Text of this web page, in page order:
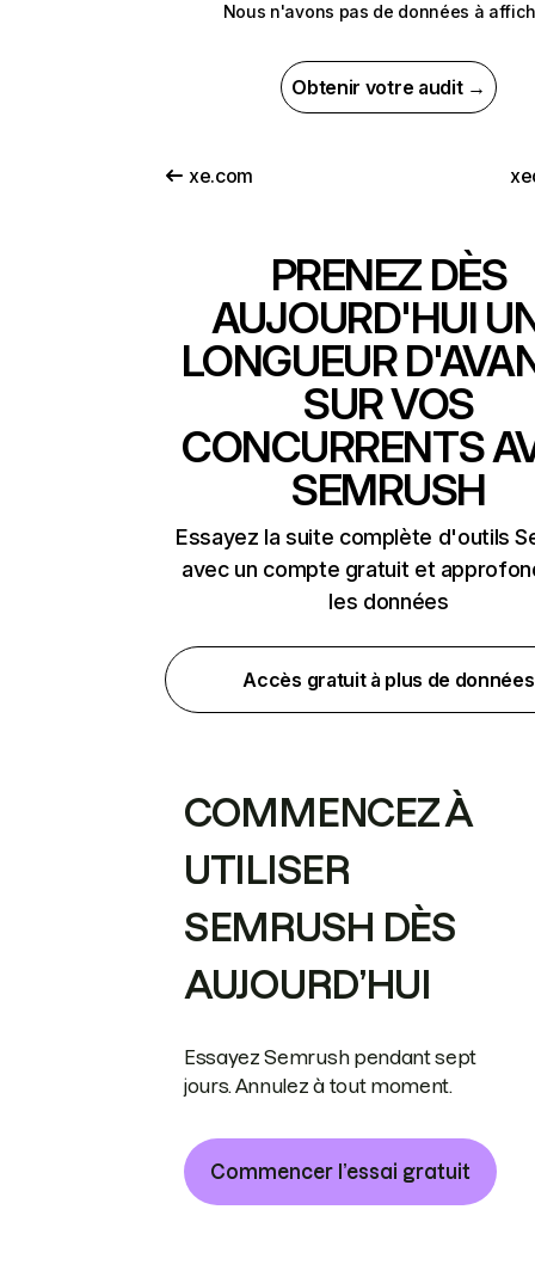
Nous n'avons pas de données à
Obtenir votre audit →
xe.com
PRENEZ DÈS
AUJOURD'HUI
LONGUEUR
SUR VOS
CONCURRENTS
SEMRUSH
Essayez la suite complète d'outils
avec un compte gratuit et
les données
Accès gratuit à plus de données
COMMENCEZ À
UTILISER
SEMRUSH DÈS
AUJOURD’HUI
Essayez Semrush pendant sept
jours. Annulez à tout moment.
Commencer l’essai gratuit